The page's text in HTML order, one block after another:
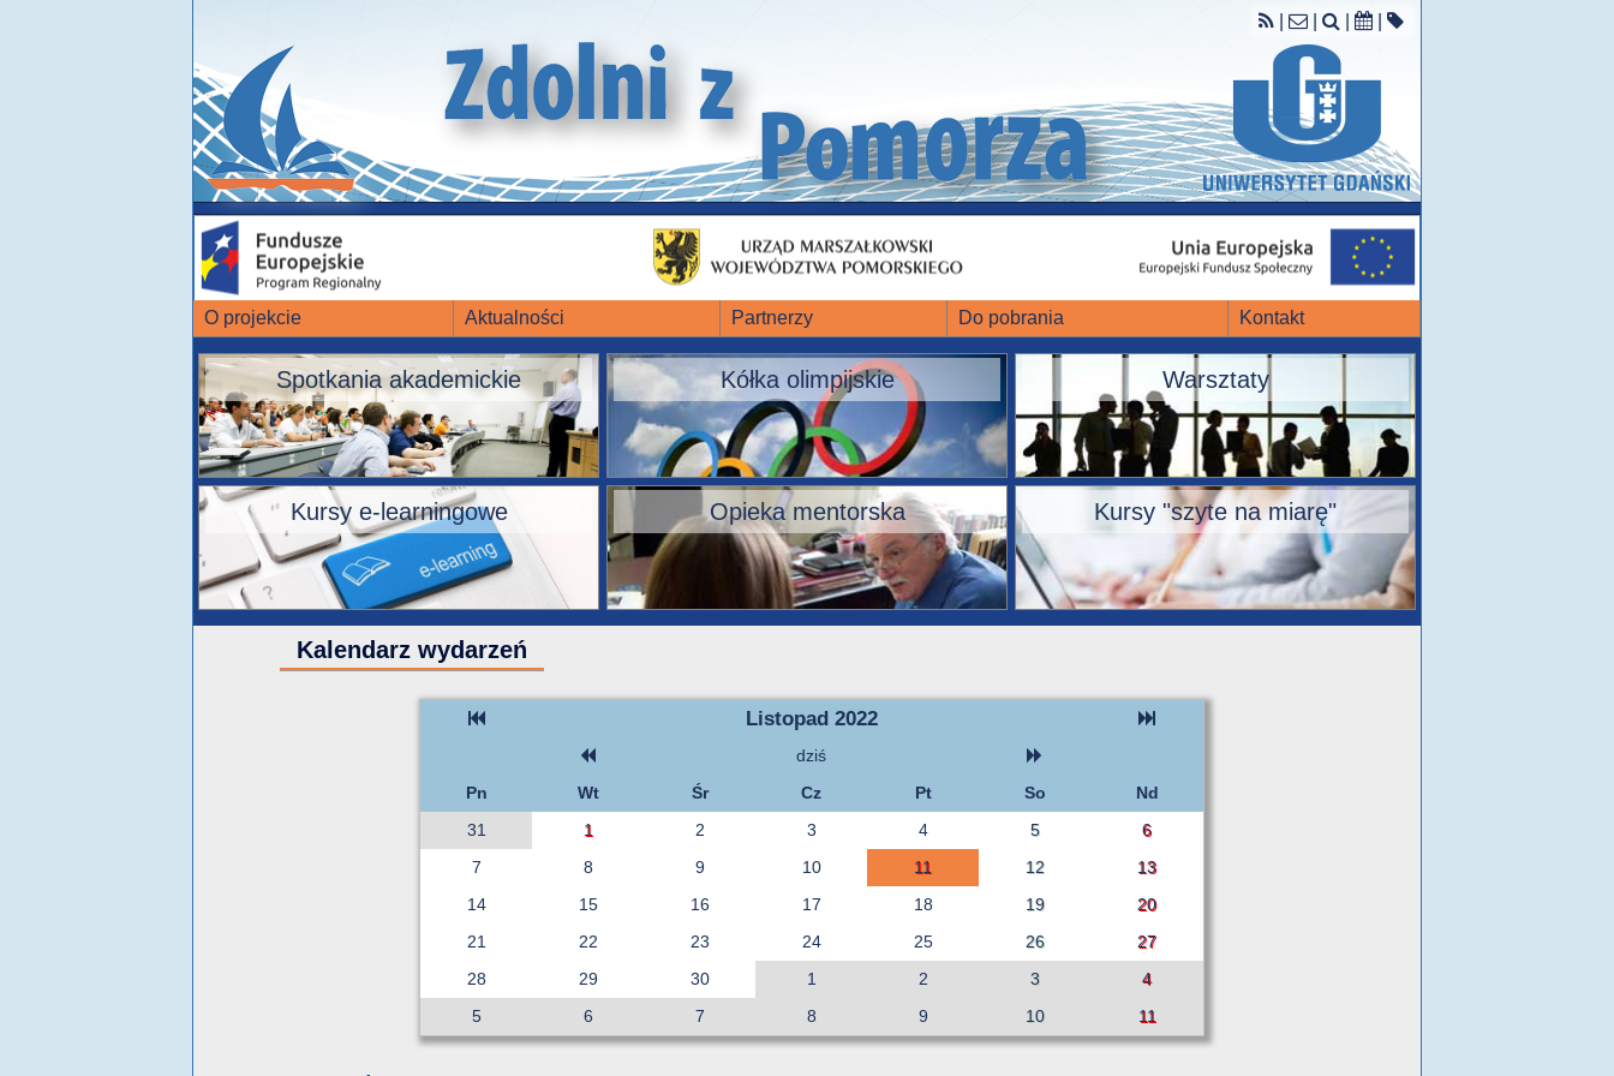
O projekcie Aktualności Partnerzy Do pobrania Kontakt
Spotkania akademickie Kółka olimpijskie Warsztaty
Kursy e-learningowe Opieka mentorska Kursy "szyte na miarę"
Kalendarz wydarzeń
Listopad 2022
dziś
Pn
Wt Śr Cz Pt So
Nd
31
1 2 3 4 5
6
7
8 9 10 11 12
13
14
15 16 17 18 19
20
21
22 23 24 25 26
27
28
29 30 1 2 3
4
5
6 7 8 9 10 11